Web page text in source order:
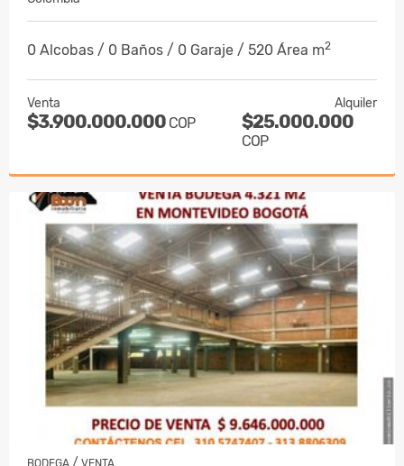
0 Alcobas / 0 Baños / 0 Garaje / 520 Área m2
Venta
$3.900.000.000 COP
Alquiler
$25.000.000
COP
BODEGA / VENTA